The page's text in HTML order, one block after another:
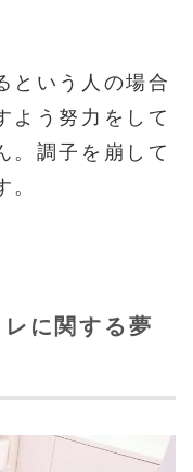
という人の場合
よう努力をして
。調子を崩して
。
に関する夢